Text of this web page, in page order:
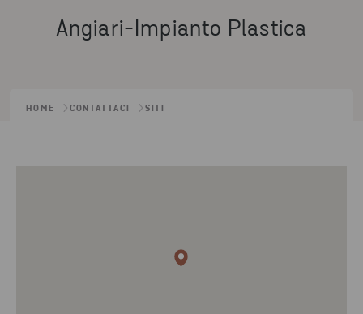
Angiari-Impianto Plastica
HOME CONTATTACI SITI